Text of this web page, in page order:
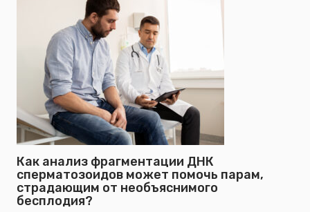
Как анализ фрагментации ДНК
сперматозоидов может помочь парам,
страдающим от необъяснимого
бесплодия?